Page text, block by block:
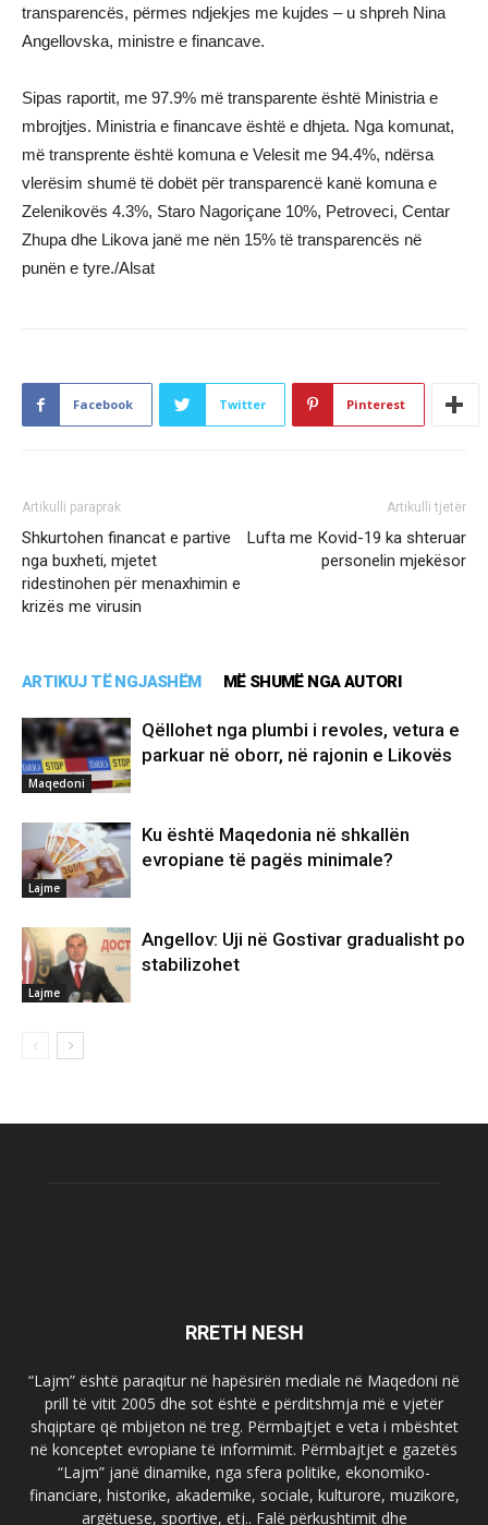
transparencës, përmes ndjekjes me kujdes – u shpreh Nina
Angellovska, ministre e financave.
Sipas raportit, me 97.9% më transparente është Ministria e
mbrojtjes. Ministria e financave është e dhjeta. Nga komunat,
më transprente është komuna e Velesit me 94.4%, ndërsa
vlerësim shumë të dobët për transparencë kanë komuna e
Zelenikovës 4.3%, Staro Nagoriçane 10%, Petroveci, Centar
Zhupa dhe Likova janë me nën 15% të transparencës në
punën e tyre./Alsat
Facebook Twitter Pinterest
Artikulli paraprak
Shkurtohen financat e partive
nga buxheti, mjetet
ridestinohen për menaxhimin e
krizës me virusin
Artikulli tjetër
Lufta me Кovid-19 ka shteruar
personelin mjekësor
ARTIKUJ TË NGJASHËM MË SHUMË NGA AUTORI
Maqedoni
Qëllohet nga plumbi i revoles, vetura e
parkuar në oborr, në rajonin e Likovës
Lajme
Ku është Maqedonia në shkallën
evropiane të pagës minimale?
Lajme
Angellov: Uji në Gostivar gradualisht po
stabilizohet
RRETH NESH
“Lajm” është paraqitur në hapësirën mediale në Maqedoni në
prill të vitit 2005 dhe sot është e përditshmja më e vjetër
shqiptare që mbijeton në treg. Përmbajtjet e veta i mbështet
në konceptet evropiane të informimit. Përmbajtjet e gazetës
“Lajm” janë dinamike, nga sfera politike, ekonomiko-
financiare, historike, akademike, sociale, kulturore, muzikore,
argëtuese, sportive, etj.. Falë përkushtimit dhe